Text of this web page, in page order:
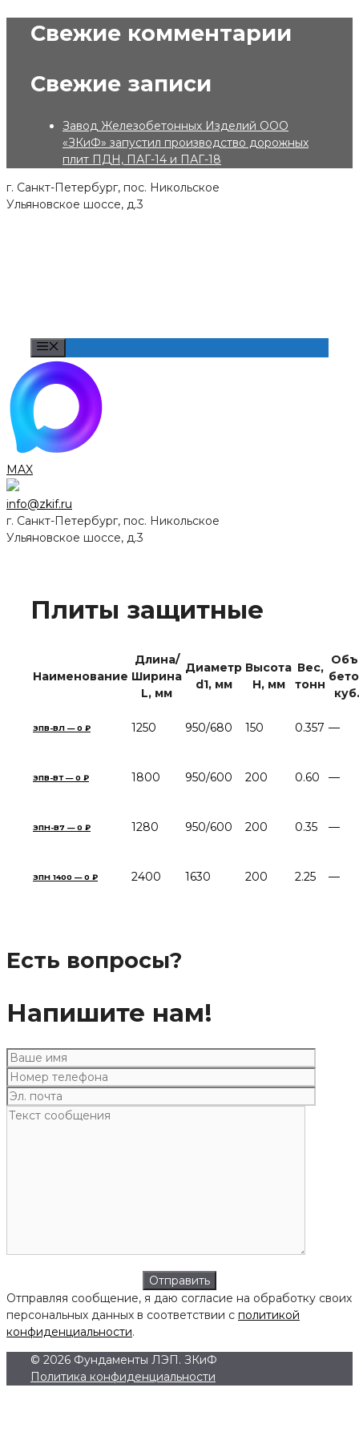
Свежие комментарии
Свежие записи
Завод Железобетонных Изделий ООО
«ЗКиФ» запустил производство дорожных
плит ПДН, ПАГ-14 и ПАГ-18
г. Санкт-Петербург, пос. Никольское
Ульяновское шоссе, д.3
MAX
info@zkif.ru
г. Санкт-Петербург, пос. Никольское
Ульяновское шоссе, д.3
Плиты защитные
Наименование
Длина/
Ширина
L, мм
Диаметр
d1, мм
Высота
H, мм
Вес,
тонн
ЗПВ-ВЛ — 0 ₽ 1250 950/680 150 0.357 —
ЗПВ-ВТ — 0 ₽ 1800 950/600 200 0.60 —
ЗПН-В7 — 0 ₽ 1280 950/600 200 0.35 —
ЗПН 1400 — 0 ₽ 2400 1630 200 2.25 —
Есть вопросы?
Напишите нам!
Отправляя сообщение, я даю согласие на обработку своих
персональных данных в соответствии с политикой
конфиденциальности.
© 2026 Фундаменты ЛЭП. ЗКиФ
Политика конфиденциальности